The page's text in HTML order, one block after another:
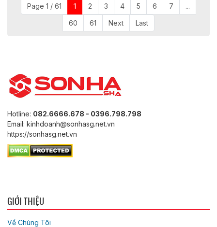
Page 1 / 61 1 2 3 4 5 6 7 ...
60 61 Next Last
Hotline: 082.6666.678 - 0396.798.798
Email: kinhdoanh@sonhasg.net.vn
https://sonhasg.net.vn
GIỚI THIỆU
Về Chúng Tôi